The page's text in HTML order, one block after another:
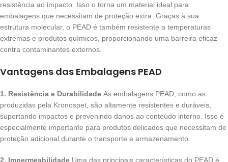
resistência ao impacto. Isso o torna um material ideal para
embalagens que necessitam de proteção extra. Graças à sua
estrutura molecular, o PEAD é também resistente a temperaturas
extremas e produtos químicos, proporcionando uma barreira eficaz
contra contaminantes externos.
Vantagens das Embalagens PEAD
1. Resistência e Durabilidade As embalagens PEAD, como as
produzidas pela Kronospet, são altamente resistentes e duráveis,
suportando impactos e prevenindo danos ao conteúdo interno. Isso é
especialmente importante para produtos delicados que necessitam de
proteção adicional durante o transporte e armazenamento.
2. Impermeabilidade Uma das principais características do PEAD é